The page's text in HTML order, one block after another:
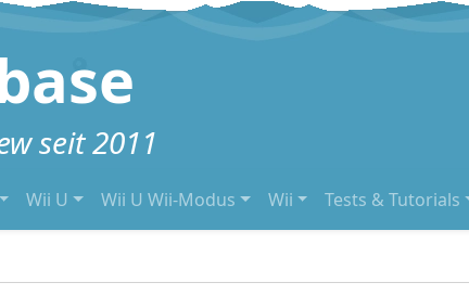
seit 2011
Wii U Wii U Wii-Modus Wii Tests & Tutorials